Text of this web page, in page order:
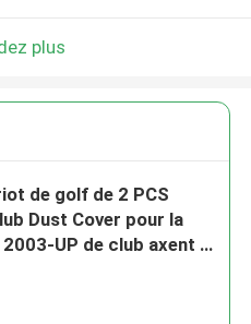
plus
de golf de 2 PCS
Dust Cover pour la
UP de club axent le